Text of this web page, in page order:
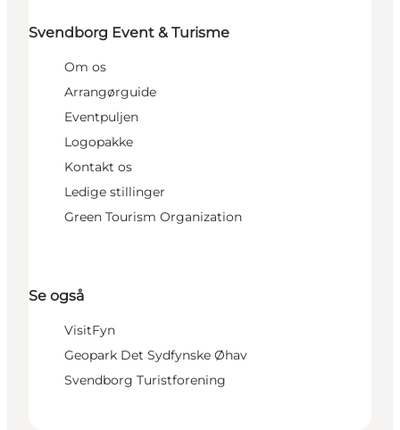
Svendborg Event & Turisme
Om os
Arrangørguide
Eventpuljen
Logopakke
Kontakt os
Ledige stillinger
Green Tourism Organization
Se også
VisitFyn
Geopark Det Sydfynske Øhav
Svendborg Turistforening